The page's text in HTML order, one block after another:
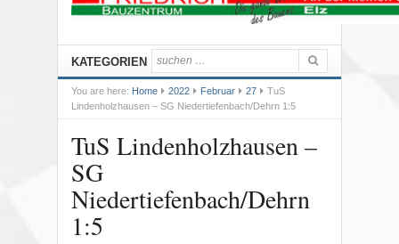
KATEGORIEN
You are here: Home 2022 Februar 27
TuS
Lindenholzhausen – SG Niedertiefenbach/Dehrn 1:5
TuS Lindenholzhausen –
SG
Niedertiefenbach/Dehrn
1:5